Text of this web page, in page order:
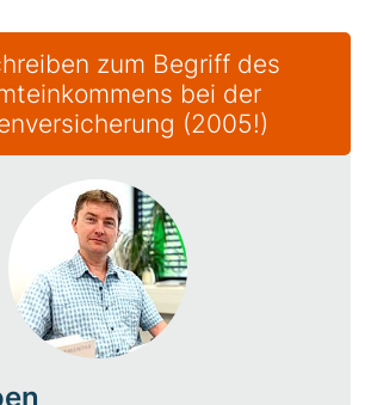
zum Begriff des
bei der
(2005!)